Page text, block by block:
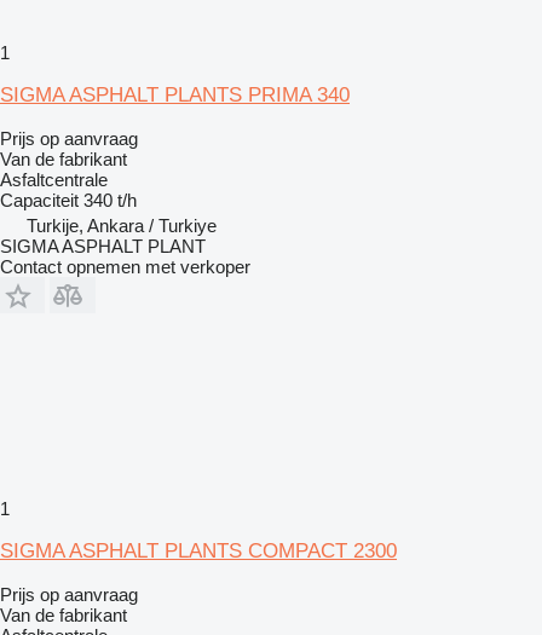
1
SIGMA ASPHALT PLANTS PRIMA 340
Prijs op aanvraag
Van de fabrikant
Asfaltcentrale
Capaciteit 340 t/h
Turkije, Ankara / Turkiye
SIGMA ASPHALT PLANT
Contact opnemen met verkoper
1
SIGMA ASPHALT PLANTS COMPACT 2300
Prijs op aanvraag
Van de fabrikant